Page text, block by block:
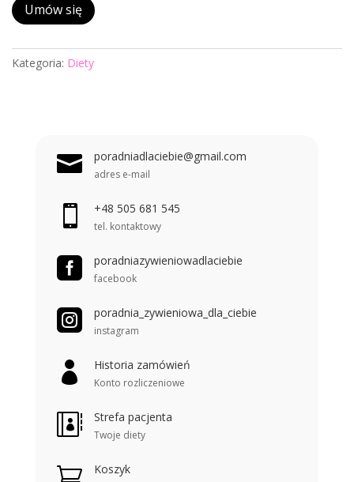
Umów się
Kategoria: Diety
 poradniadlaciebie@gmail.com
adres e-mail
 +48 505 681 545
tel. kontaktowy
 poradniazywieniowadlaciebie
facebook
 poradnia_zywieniowa_dla_ciebie
instagram
 Historia zamówień
Konto rozliczeniowe
 Strefa pacjenta
Twoje diety
 Koszyk